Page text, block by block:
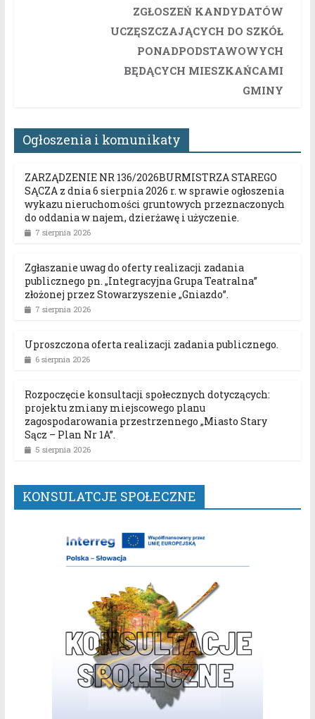
ZGŁOSZEŃ KANDYDATÓW
UCZĘSZCZAJĄCYCH DO SZKÓŁ
PONADPODSTAWOWYCH
BĘDĄCYCH MIESZKAŃCAMI
GMINY
Ogłoszenia i komunikaty
ZARZĄDZENIE NR 136/2026BURMISTRZA STAREGO
SĄCZA z dnia 6 sierpnia 2026 r. w sprawie ogłoszenia
wykazu nieruchomości gruntowych przeznaczonych
do oddania w najem, dzierżawę i użyczenie.
7 sierpnia 2026
Zgłaszanie uwag do oferty realizacji zadania
publicznego pn. „Integracyjna Grupa Teatralna”
złożonej przez Stowarzyszenie „Gniazdo”.
7 sierpnia 2026
Uproszczona oferta realizacji zadania publicznego.
6 sierpnia 2026
Rozpoczęcie konsultacji społecznych dotyczących:
projektu zmiany miejscowego planu
zagospodarowania przestrzennego „Miasto Stary
Sącz – Plan Nr 1A”.
5 sierpnia 2026
KONSULATCJE SPOŁECZNE